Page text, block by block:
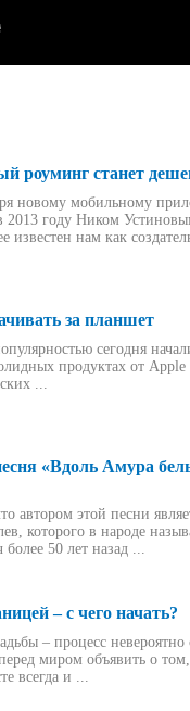
роуминг станет
новому мобильному
2013 году Ником
известен нам как
за планшет
сегодня
продуктах от
...
«Вдоль Амура
автором этой песни
которого в народе
50 лет назад ...
– с чего начать?
– процесс
миром объявить о
всегда и ...